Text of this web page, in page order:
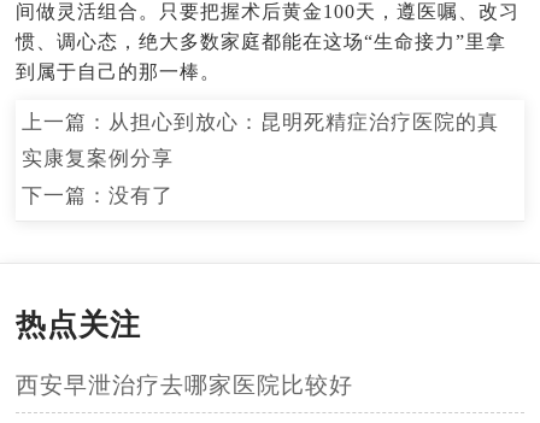
间做灵活组合。只要把握术后黄金100天，遵医嘱、改习
惯、调心态，绝大多数家庭都能在这场“生命接力”里拿
到属于自己的那一棒。
上一篇： 从担心到放心：昆明死精症治疗医院的真
实康复案例分享
下一篇：没有了
热点关注
西安早泄治疗去哪家医院比较好